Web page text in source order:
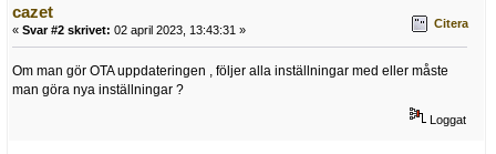
cazet
« Svar #2 skrivet: 02 april 2023, 13:43:31 » Citera
Om man gör OTA uppdateringen , följer alla inställningar med eller måste
man göra nya inställningar ?
Loggat